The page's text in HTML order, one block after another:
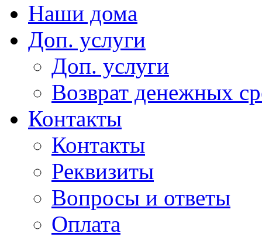
Наши дома
Доп. услуги
Доп. услуги
Возврат денежных
Контакты
Контакты
Реквизиты
Вопросы и ответы
Оплата